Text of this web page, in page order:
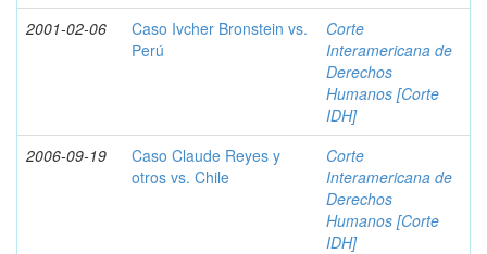
2001-02-06
Caso Ivcher Bronstein vs.
Perú
Corte
Interamericana de
Derechos
Humanos [Corte
IDH]
2006-09-19
Caso Claude Reyes y
otros vs. Chile
Corte
Interamericana de
Derechos
Humanos [Corte
IDH]